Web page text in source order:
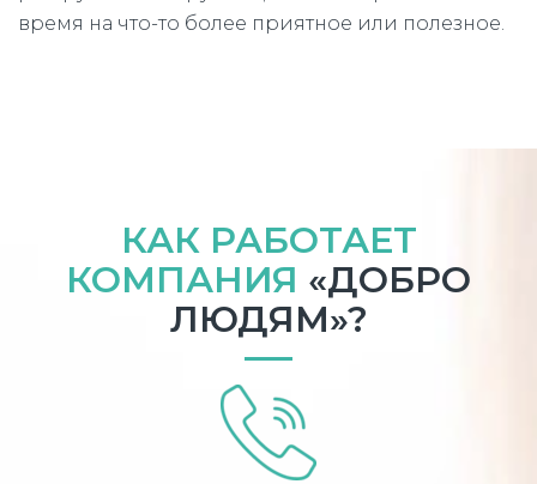
время на что-то более приятное или полезное.
КАК РАБОТАЕТ
КОМПАНИЯ «ДОБРО
ЛЮДЯМ»?